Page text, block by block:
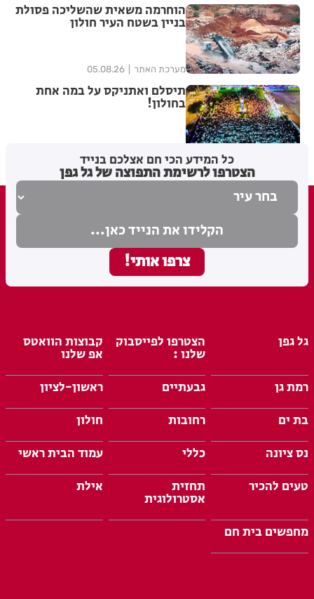
הוחרמה משאית שהשליכה פסולת
בניין בשטח העיר חולון
מערכת האתר 05.08.26
תיסלם ואתניקס על במה אחת
בחולון!
כל המידע הכי חם אצלכם בנייד
הצטרפו לרשימת התפוצה של גל גפן
גל גפן הצטרפו לפייסבוק
שלנו :
קבוצות הוואטס
אפ שלנו
רמת גן
גבעתיים
ראשון-לציון
בת ים
רחובות
חולון
נס ציונה
כללי
עמוד הבית ראשי
טעים להכיר
תחזית
אסטרולוגית
אילת
מחפשים בית חם